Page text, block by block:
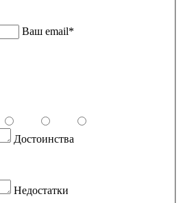
Ваш email*
Достоинства
Недостатки